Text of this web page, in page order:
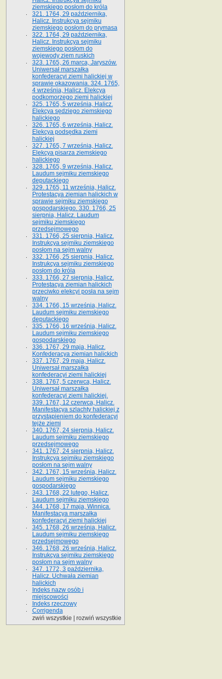
ziemskiego posłom do króla
321. 1764, 29 października,
Halicz. Instrukcya sejmiku
ziemskiego posłom do prymasa
322. 1764, 29 października,
Halicz. Instrukcya sejmiku
ziemskiego posłom do
wojewody ziem ruskich
323. 1765, 26 marca, Jaryszów.
Uniwersał marszałka
konfederacyi ziemi halickiej w
sprawie okazowania. 324. 1765,
4 września, Halicz. Elekcya
podkomorzego ziemi halickiej
325. 1765, 5 września, Halicz.
Elekcya sędziego ziemskiego
halickiego
326. 1765, 6 września, Halicz.
Elekcya podsędka ziemi
halickiej
327. 1765, 7 września, Halicz.
Elekcya pisarza ziemskiego
halickiego
328. 1765, 9 września, Halicz.
Laudum sejmiku ziemskiego
deputackiego
329. 1765, 11 września, Halicz.
Protestacya ziemian halickich w
sprawie sejmiku ziemskiego
gospodarskiego. 330. 1766, 25
sierpnia, Halicz. Laudum
sejmiku ziemskiego
przedsejmowego
331. 1766, 25 sierpnia, Halicz.
Instrukcya sejmiku ziemskiego
posłom na sejm walny
332. 1766, 25 sierpnia, Halicz.
Instrukcya sejmiku ziemskiego
posłom do króla
333. 1766, 27 sierpnia, Halicz.
Protestacya ziemian halickich
przeciwko elekcyi posła na sejm
walny
334. 1766, 15 września, Halicz.
Laudum sejmiku ziemskiego
deputackiego
335. 1766, 16 września, Halicz.
Laudum sejmiku ziemskiego
gospodarskiego
336. 1767, 29 maja, Halicz.
Konfederacya ziemian halickich
337. 1767, 29 maja, Halicz.
Uniwersał marszałka
konfederacyi ziemi halickiej
338. 1767, 5 czerwca, Halicz.
Uniwersał marszałka
konfederacyi ziemi halickiej.
339. 1767, 12 czerwca, Halicz.
Manifestacya szlachty halickiej z
przystąpieniem do konfederacyi
tejże ziemi
340. 1767, 24 sierpnia, Halicz.
Laudum sejmiku ziemskiego
przedsejmowego
341. 1767, 24 sierpnia, Halicz.
Instrukcya sejmiku ziemskiego
posłom na sejm walny
342. 1767, 15 września, Halicz.
Laudum sejmiku ziemskiego
gospodarskiego
343. 1768, 22 lutego, Halicz.
Laudum sejmiku ziemskiego
344. 1768, 17 maja, Winnica.
Manifestacya marszałka
konfederacyi ziemi halickiej
345. 1768, 26 września, Halicz.
Laudum sejmiku ziemskiego
przedsejmowego
346. 1768, 26 września, Halicz.
Instrukcya sejmiku ziemskiego
posłom na sejm walny
347. 1772, 3 października,
Halicz. Uchwała ziemian
halickich
Indeks nazw osób i
miejscowości
Indeks rzeczowy
Corrigenda
zwiń wszystkie
rozwiń wszystkie